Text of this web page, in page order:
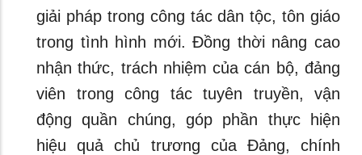
giải pháp trong công tác dân tộc, tôn giáo
trong tình hình mới. Đồng thời nâng cao
nhận thức, trách nhiệm của cán bộ, đảng
viên trong công tác tuyên truyền, vận
động quần chúng, góp phần thực hiện
hiệu quả chủ trương của Đảng, chính